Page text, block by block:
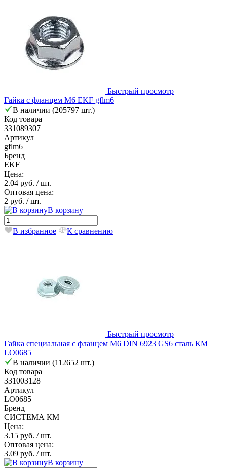
Быстрый просмотр
Гайка с фланцем М6 EKF gflm6
В наличии (205797 шт.)
Код товара
331089307
Артикул
gflm6
Бренд
EKF
Цена:
2.04 руб. / шт.
Оптовая цена:
2 руб. / шт.
В корзину
В избранное К сравнению
Быстрый просмотр
Гайка специальная с фланцем М6 DIN 6923 GS6 сталь КМ
LO0685
В наличии (112652 шт.)
Код товара
331003128
Артикул
LO0685
Бренд
СИСТЕМА КМ
Цена:
3.15 руб. / шт.
Оптовая цена:
3.09 руб. / шт.
В корзину